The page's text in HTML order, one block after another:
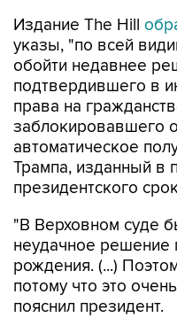
Издание The Hill
указы, "по всей
обойти недавнее
подтвердившего в
права на
заблокировавшего
автоматическое
Трампа, изданный в
президентского
"В Верховном суде
неудачное решение
рождения. (...)
потому что это
пояснил президент.